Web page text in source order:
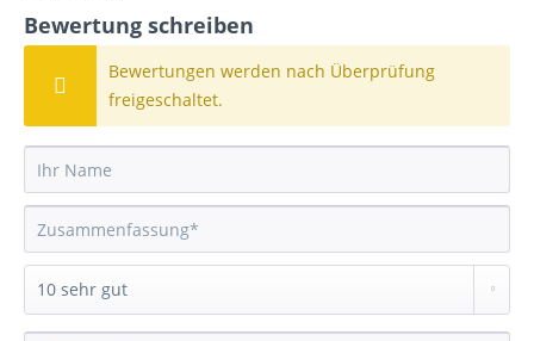
Bewertung schreiben
Bewertungen werden nach Überprüfung
freigeschaltet.